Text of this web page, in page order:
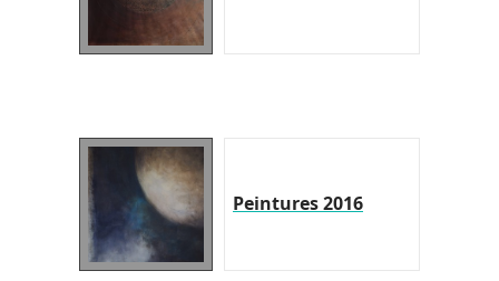
Peintures 2016